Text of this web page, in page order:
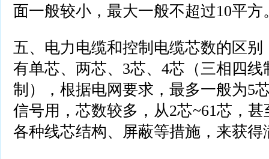
面一般较小，最大一般不超过10平方
五、电力电缆和控制电缆芯数的区
有单芯、两芯、3芯、4芯（三相四
制），根据电网要求，最多一般为5
信号用，芯数较多，从2芯~61芯，
各种线芯结构、屏蔽等措施，来获